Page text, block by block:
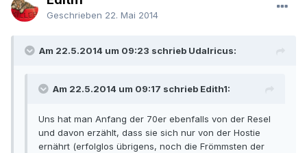
Geschrieben 22. Mai 2014
Am 22.5.2014 um 09:23 schrieb Udalricus:
Am 22.5.2014 um 09:17 schrieb Edith1:
Uns hat man Anfang der 70er ebenfalls von der Resel
und davon erzählt, dass sie sich nur von der Hostie
ernährt (erfolglos übrigens, noch die Frömmsten der